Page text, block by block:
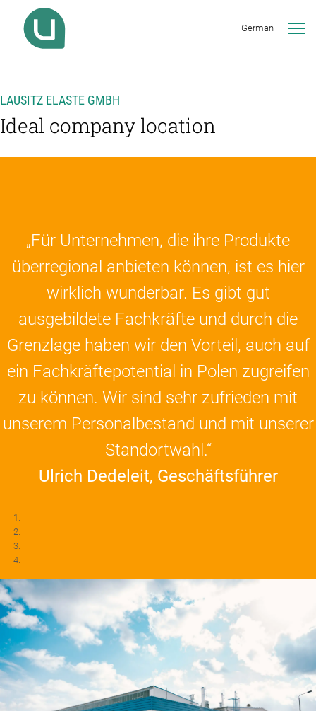
German
LAUSITZ ELASTE GMBH
Ideal company location
„Für Unternehmen, die ihre Produkte
überregional anbieten können, ist es hier
wirklich wunderbar. Es gibt gut
ausgebildete Fachkräfte und durch die
Grenzlage haben wir den Vorteil, auch auf
ein Fachkräftepotential in Polen zugreifen
zu können. Wir sind sehr zufrieden mit
unserem Personalbestand und mit unserer
Standortwahl.“
Ulrich Dedeleit, Geschäftsführer